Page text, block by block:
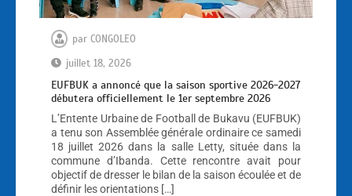
par CONGOLEO
juillet 18, 2026
EUFBUK a annoncé que la saison sportive 2026-2027
débutera officiellement le 1er septembre 2026
L’Entente Urbaine de Football de Bukavu (EUFBUK)
a tenu son Assemblée générale ordinaire ce samedi
18 juillet 2026 dans la salle Letty, située dans la
commune d’Ibanda. Cette rencontre avait pour
objectif de dresser le bilan de la saison écoulée et de
définir les orientations […]